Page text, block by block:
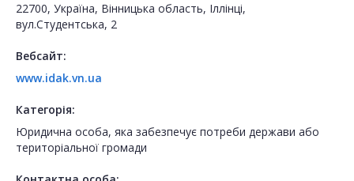
22700, Україна, Вінницька область, Іллінці,
вул.Студентська, 2
Вебсайт:
www.idak.vn.ua
Категорія:
Юридична особа, яка забезпечує потреби держави або
територіальної громади